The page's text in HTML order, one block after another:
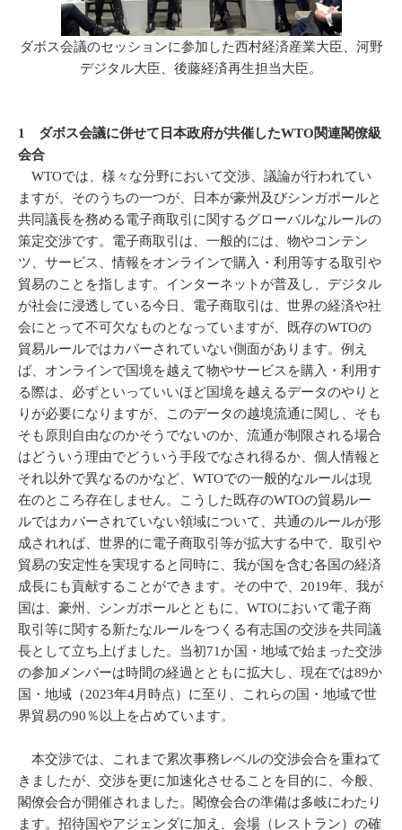
ダボス会議のセッションに参加した西村経済産業大臣、河野
デジタル大臣、後藤経済再生担当大臣。
1 ダボス会議に併せて日本政府が共催したWTO関連閣僚級
会合
WTOでは、様々な分野において交渉、議論が行われてい
ますが、そのうちの一つが、日本が豪州及びシンガポールと
共同議長を務める電子商取引に関するグローバルなルールの
策定交渉です。電子商取引は、一般的には、物やコンテン
ツ、サービス、情報をオンラインで購入・利用等する取引や
貿易のことを指します。インターネットが普及し、デジタル
が社会に浸透している今日、電子商取引は、世界の経済や社
会にとって不可欠なものとなっていますが、既存のWTOの
貿易ルールではカバーされていない側面があります。例え
ば、オンラインで国境を越えて物やサービスを購入・利用す
る際は、必ずといっていいほど国境を越えるデータのやりと
りが必要になりますが、このデータの越境流通に関し、そも
そも原則自由なのかそうでないのか、流通が制限される場合
はどういう理由でどういう手段でなされ得るか、個人情報と
それ以外で異なるのかなど、WTOでの一般的なルールは現
在のところ存在しません。こうした既存のWTOの貿易ルー
ルではカバーされていない領域について、共通のルールが形
成されれば、世界的に電子商取引等が拡大する中で、取引や
貿易の安定性を実現すると同時に、我が国を含む各国の経済
成長にも貢献することができます。その中で、2019年、我が
国は、豪州、シンガポールとともに、WTOにおいて電子商
取引等に関する新たなルールをつくる有志国の交渉を共同議
長として立ち上げました。当初71か国・地域で始まった交渉
の参加メンバーは時間の経過とともに拡大し、現在では89か
国・地域（2023年4月時点）に至り、これらの国・地域で世
界貿易の90％以上を占めています。
本交渉では、これまで累次事務レベルの交渉会合を重ねて
きましたが、交渉を更に加速化させることを目的に、今般、
閣僚会合が開催されました。閣僚会合の準備は多岐にわたり
ます。招待国やアジェンダに加え、会場（レストラン）の確